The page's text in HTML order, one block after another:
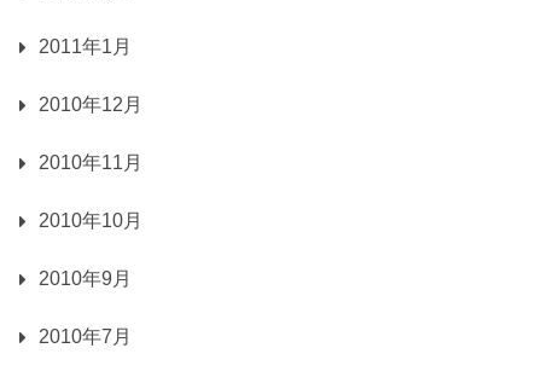
2011年1月
2010年12月
2010年11月
2010年10月
2010年9月
2010年7月